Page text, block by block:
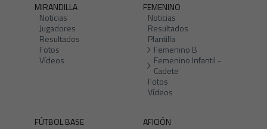
MIRANDILLA
Noticias
Jugadores
Resultados
Fotos
Vídeos
FEMENINO
Noticias
Resultados
Plantilla
Femenino B
Femenino Infantil -
Cadete
Fotos
Vídeos
FÚTBOL BASE
AFICIÓN